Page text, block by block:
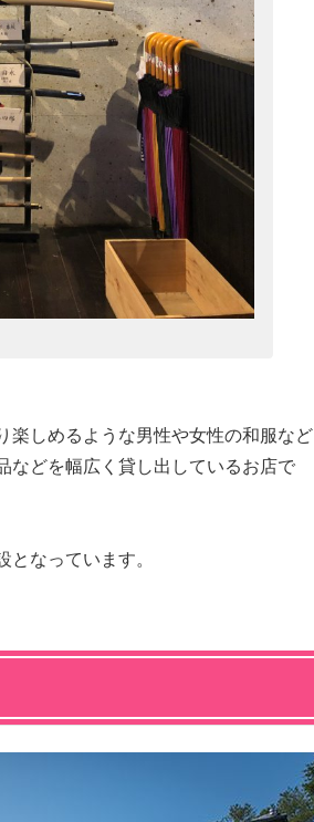
楽しめるような男性や女性の和服など
などを幅広く貸し出しているお店で
なっています。